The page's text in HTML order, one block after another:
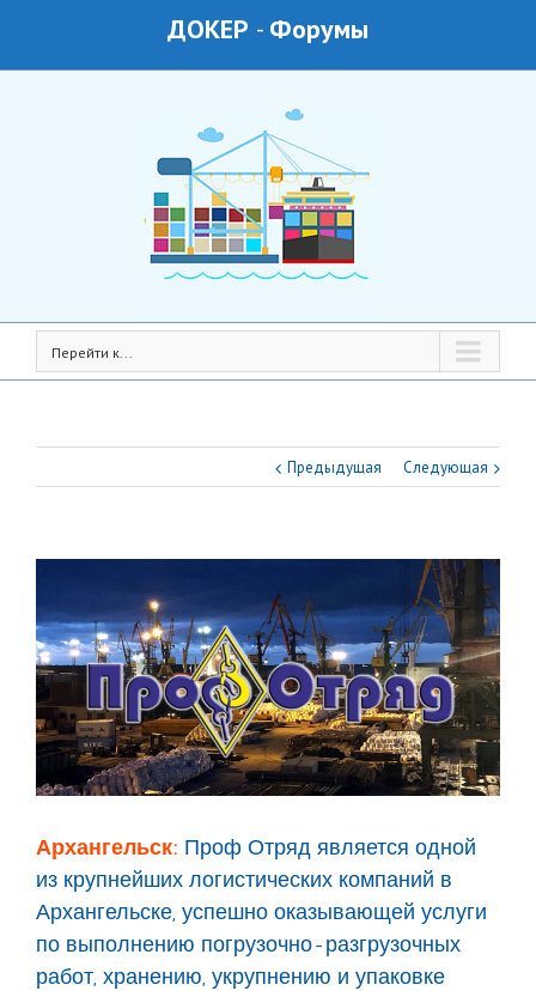
ДОКЕР - Форумы
Перейти к...
Предыдущая Следующая
Архангельск: Проф Отряд является одной
из крупнейших логистических компаний в
Архангельске, успешно оказывающей услуги
по выполнению погрузочно-разгрузочных
работ, хранению, укрупнению и упаковке